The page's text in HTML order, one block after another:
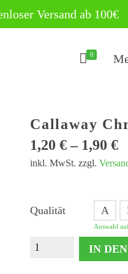
Versand ab 100€
0
Callaway
1,20 €– 1,90 €
inkl. MwSt. zzgl.
Qualität A
Auswahl
Callaway
Chrome
IN